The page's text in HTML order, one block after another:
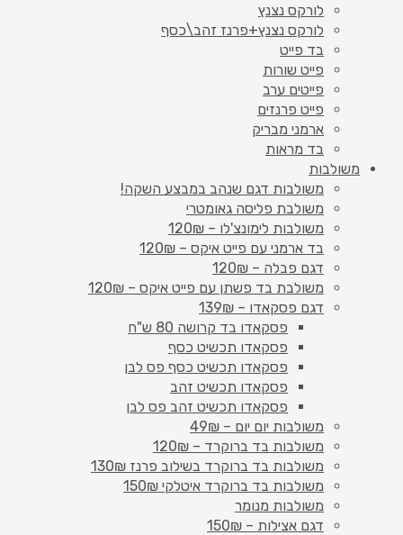
לורקס נצנץ
לורקס נצנץ+פרנז זהב\כסף
בד פייט
פייט שורות
פייטים ערב
פייט פרנזים
ארמני מבריק
בד מראות
משולבות
משולבות דגם שנהב במבצע השקה!
משולבת פליסה גאומטרי
משולבות לימונצ'לו – 120₪
בד ארמני עם פייט איקס – 120₪
דגם פבלה – 120₪
משולבת בד פשתן עם פייט איקס – 120₪
דגם פסקאדו – 139₪
פסקאדו בד קרושה 80 ש"ח
פסקאדו תכשיט כסף
פסקאדו תכשיט כסף פס לבן
פסקאדו תכשיט זהב
פסקאדו תכשיט זהב פס לבן
משולבות יום יום – 49₪
משולבות בד ברוקרד – 120₪
משולבות בד ברוקרד בשילוב פרנז 130₪
משולבות בד ברוקרד איטלקי 150₪
משולבות מנומר
דגם אצילות – 150₪